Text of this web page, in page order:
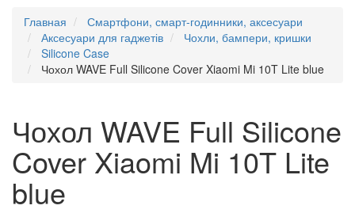
Главная
Смартфони, смарт-годинники, аксесуари
Аксесуари для гаджетів
Чохли, бампери, кришки
Silicone Case
Чохол WAVE Full Silicone Cover Xiaomi Mi 10T Lite blue
Чохол WAVE Full Silicone
Cover Xiaomi Mi 10T Lite
blue